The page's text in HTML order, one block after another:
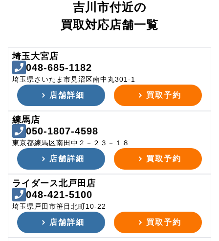
吉川市付近の
買取対応店舗一覧
埼玉大宮店
048-685-1182
埼玉県さいたま市見沼区南中丸301-1
店舗詳細 買取予約
練馬店
050-1807-4598
東京都練馬区南田中２－２３－１８
店舗詳細 買取予約
ライダース北戸田店
048-421-5100
埼玉県戸田市笹目北町10-22
店舗詳細 買取予約